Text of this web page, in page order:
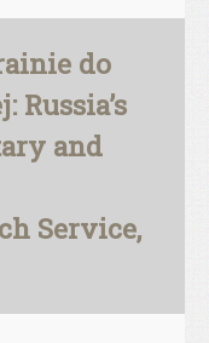
do
and
Service,